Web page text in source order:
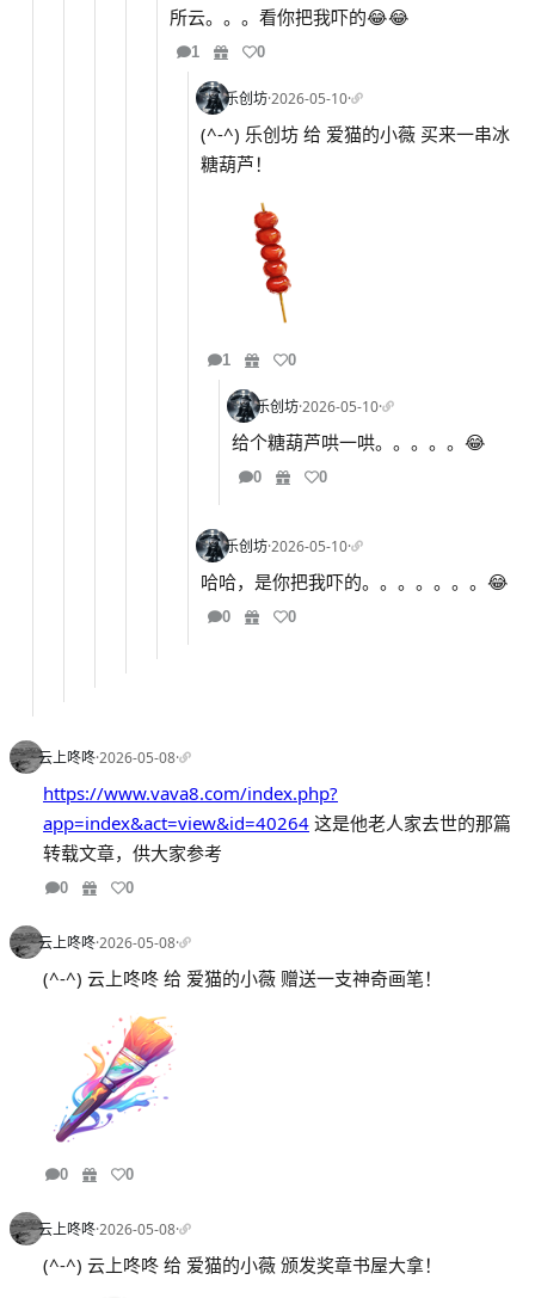
所云。。。看你把我吓的😂😂
1 0
乐创坊·2026-05-10·
(^-^) 乐创坊 给 爱猫的小薇 买来一串冰
糖葫芦！
1 0
乐创坊·2026-05-10·
给个糖葫芦哄一哄。。。。。😂
0 0
乐创坊·2026-05-10·
哈哈，是你把我吓的。。。。。。。😂
0 0
云上咚咚·2026-05-08·
https://www.vava8.com/index.php?
app=index&act=view&id=40264 这是他老人家去世的那篇
转载文章，供大家参考
0 0
云上咚咚·2026-05-08·
(^-^) 云上咚咚 给 爱猫的小薇 赠送一支神奇画笔！
0 0
云上咚咚·2026-05-08·
(^-^) 云上咚咚 给 爱猫的小薇 颁发奖章书屋大拿！